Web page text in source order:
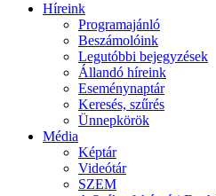
Híreink
Programajánló
Beszámolóink
Legutóbbi bejegyzések
Állandó híreink
Eseménynaptár
Keresés, szűrés
Ünnepkörök
Média
Képtár
Videótár
SZEM